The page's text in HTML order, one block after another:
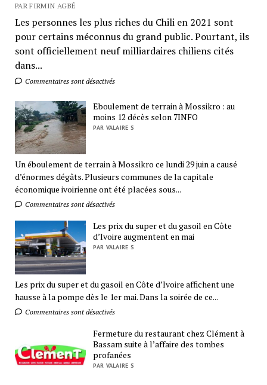
PAR FIRMIN AGBÉ
Les personnes les plus riches du Chili en 2021 sont
pour certains méconnus du grand public. Pourtant, ils
sont officiellement neuf milliardaires chiliens cités
dans...
Commentaires sont désactivés
Eboulement de terrain à Mossikro : au
moins 12 décès selon 7INFO
PAR VALAIRE S
Un éboulement de terrain à Mossikro ce lundi 29 juin a causé
d’énormes dégâts. Plusieurs communes de la capitale
économique ivoirienne ont été placées sous...
Commentaires sont désactivés
Les prix du super et du gasoil en Côte
d’Ivoire augmentent en mai
PAR VALAIRE S
Les prix du super et du gasoil en Côte d’Ivoire affichent une
hausse à la pompe dès le 1er mai. Dans la soirée de ce...
Commentaires sont désactivés
Fermeture du restaurant chez Clément à
Bassam suite à l’affaire des tombes
profanées
PAR VALAIRE S